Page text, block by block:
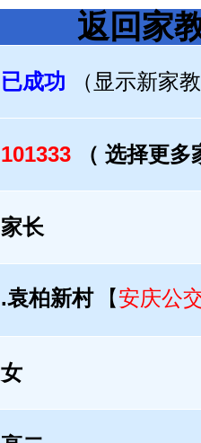
返回家
已成功 （显示新家
101333 （ 选择更
家长
.袁柏新村 【安庆公
女